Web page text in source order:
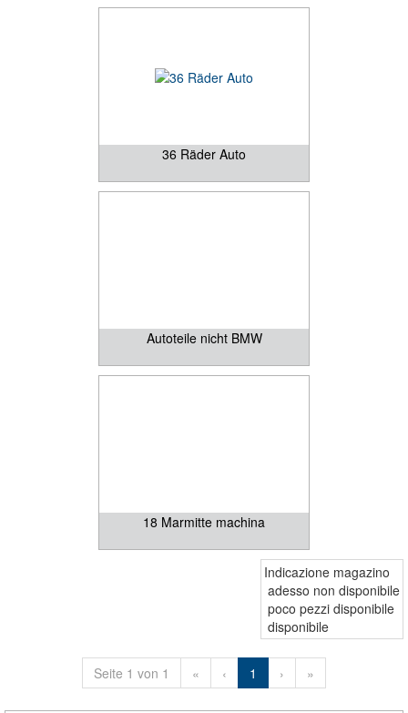
36 Räder Auto
Autoteile nicht BMW
18 Marmitte machina
Indicazione magazino
adesso non disponibile
poco pezzi disponibile
disponibile
Seite 1 von 1 « ‹ 1 › »